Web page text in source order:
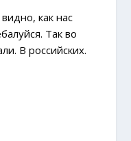
как нас
Так во
В российских.